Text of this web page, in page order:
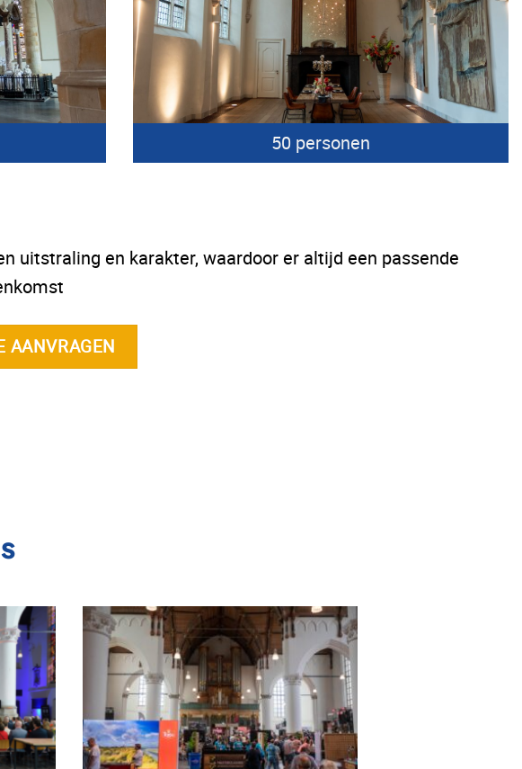
50 personen
uitstraling en karakter, waardoor er altijd een passende
AANVRAGEN